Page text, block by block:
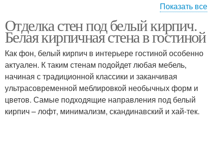
кирпичными стенами
Декоративный кирпич
Обои под белый кирпич Обои под кирпич
Показать все
Отделка стен под белый кирпич.
Белая кирпичная стена в гостиной
Как фон, белый кирпич в интерьере гостиной особенно
актуален. К таким стенам подойдет любая мебель,
начиная с традиционной классики и заканчивая
ультрасовременной меблировкой необычных форм и
цветов. Самые подходящие направления под белый
кирпич – лофт, минимализм, скандинавский и хай-тек.